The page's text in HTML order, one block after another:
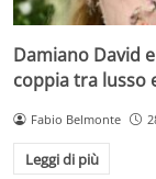
Damiano David
coppia tra lusso
Fabio Belmonte
Leggi di più